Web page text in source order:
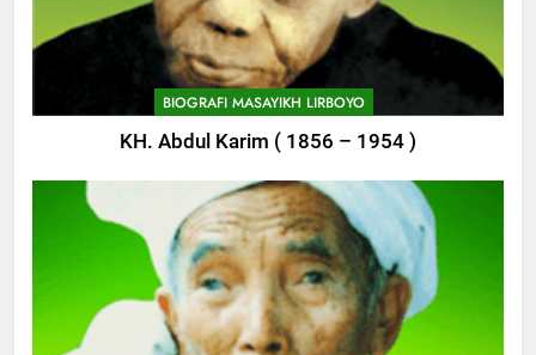
BIOGRAFI MASAYIKH LIRBOYO
KH. Abdul Karim ( 1856 – 1954 )
Himasal Semen Sumbang
Pembangunan Kantor Himasal
POJOK LIRBOYO
749
Delegasi MQK Kota Kediri
Menuju Probolinggo
POJOK LIRBOYO